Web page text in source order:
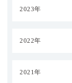
2023年
2022年
2021年